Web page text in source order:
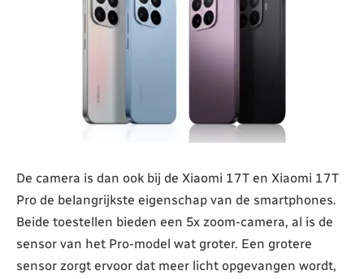
De camera is dan ook bij de Xiaomi 17T en Xiaomi 17T
Pro de belangrijkste eigenschap van de smartphones.
Beide toestellen bieden een 5x zoom-camera, al is de
sensor van het Pro-model wat groter. Een grotere
sensor zorgt ervoor dat meer licht opgevangen wordt,